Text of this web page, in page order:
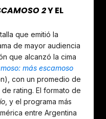
2Y EL
que emitió la
de mayor audiencia
que alcanzó la cima
más escamoso
con un promedio de
rating. El formato de
, y el programa más
entre Argentina